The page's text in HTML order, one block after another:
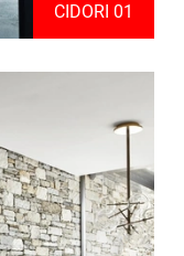
CIDORI 01